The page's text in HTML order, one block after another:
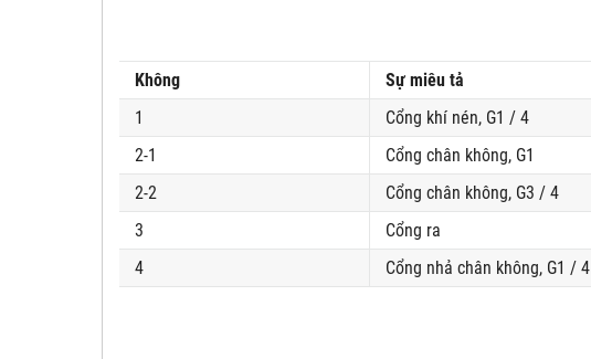
Không
Sự miêu tả
1
Cổng khí nén, G1 / 4
2-1
Cổng chân không, G1
2-2
Cổng chân không, G3 / 4
3
Cổng ra
4
Cổng nhả chân không, G1 / 4